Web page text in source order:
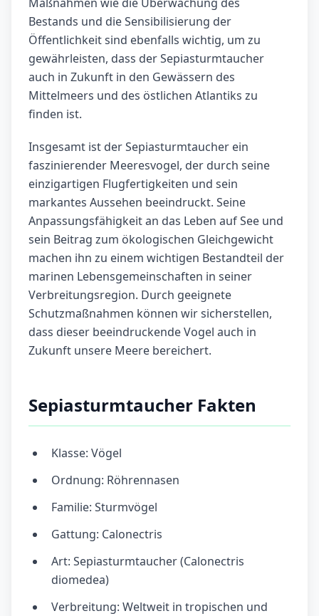
Maßnahmen wie die Überwachung des
Bestands und die Sensibilisierung der
Öffentlichkeit sind ebenfalls wichtig, um zu
gewährleisten, dass der Sepiasturmtaucher
auch in Zukunft in den Gewässern des
Mittelmeers und des östlichen Atlantiks zu
finden ist.
Insgesamt ist der Sepiasturmtaucher ein
faszinierender Meeresvogel, der durch seine
einzigartigen Flugfertigkeiten und sein
markantes Aussehen beeindruckt. Seine
Anpassungsfähigkeit an das Leben auf See und
sein Beitrag zum ökologischen Gleichgewicht
machen ihn zu einem wichtigen Bestandteil der
marinen Lebensgemeinschaften in seiner
Verbreitungsregion. Durch geeignete
Schutzmaßnahmen können wir sicherstellen,
dass dieser beeindruckende Vogel auch in
Zukunft unsere Meere bereichert.
Sepiasturmtaucher Fakten
Klasse: Vögel
Ordnung: Röhrennasen
Familie: Sturmvögel
Gattung: Calonectris
Art: Sepiasturmtaucher (Calonectris
diomedea)
Verbreitung: Weltweit in tropischen und